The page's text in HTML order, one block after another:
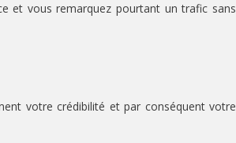
et vous remarquez pourtant un trafic sans
votre crédibilité et par conséquent votre